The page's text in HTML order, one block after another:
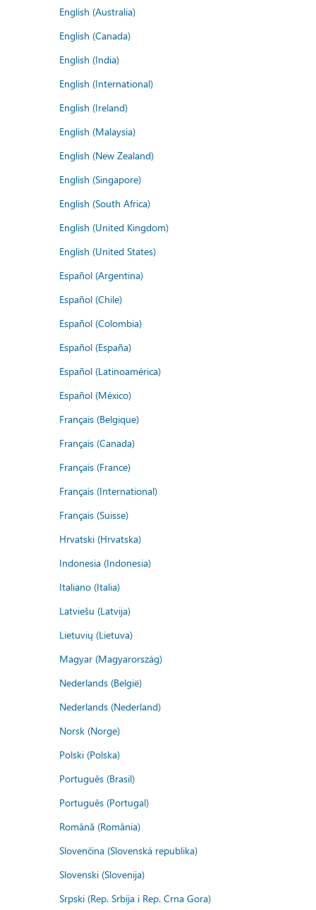
English (Australia)
English (Canada)
English (India)
English (International)
English (Ireland)
English (Malaysia)
English (New Zealand)
English (Singapore)
English (South Africa)
English (United Kingdom)
English (United States)
Español (Argentina)
Español (Chile)
Español (Colombia)
Español (España)
Español (Latinoamérica)
Español (México)
Français (Belgique)
Français (Canada)
Français (France)
Français (International)
Français (Suisse)
Hrvatski (Hrvatska)
Indonesia (Indonesia)
Italiano (Italia)
Latviešu (Latvija)
Lietuvių (Lietuva)
Magyar (Magyarország)
Nederlands (België)
Nederlands (Nederland)
Norsk (Norge)
Polski (Polska)
Português (Brasil)
Português (Portugal)
Română (România)
Slovenčina (Slovenská republika)
Slovenski (Slovenija)
Srpski (Rep. Srbija i Rep. Crna Gora)